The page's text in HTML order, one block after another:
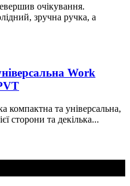
очікування.
зручна ручка, а
Work
компактна та універсальна,
сторони та декілька...